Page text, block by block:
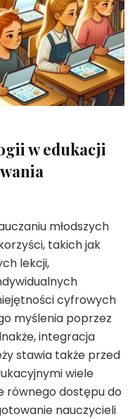
w edukacji
młodszych
takich jak
lekcji,
cyfrowych
myślenia poprzez
integracja
stawia także przed
wiele
równego dostępu do
nauczycieli